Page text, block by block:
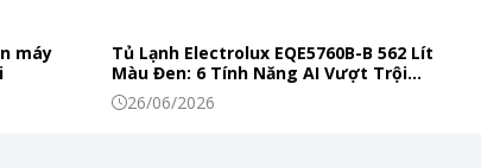
máy
Tủ Lạnh Electrolux EQE5760B-B 562 Lít
Màu Đen: 6 Tính Năng AI Vượt Trội
Khiến Thực Phẩm Tươi Ngon Mỗi Ngày
26/06/2026